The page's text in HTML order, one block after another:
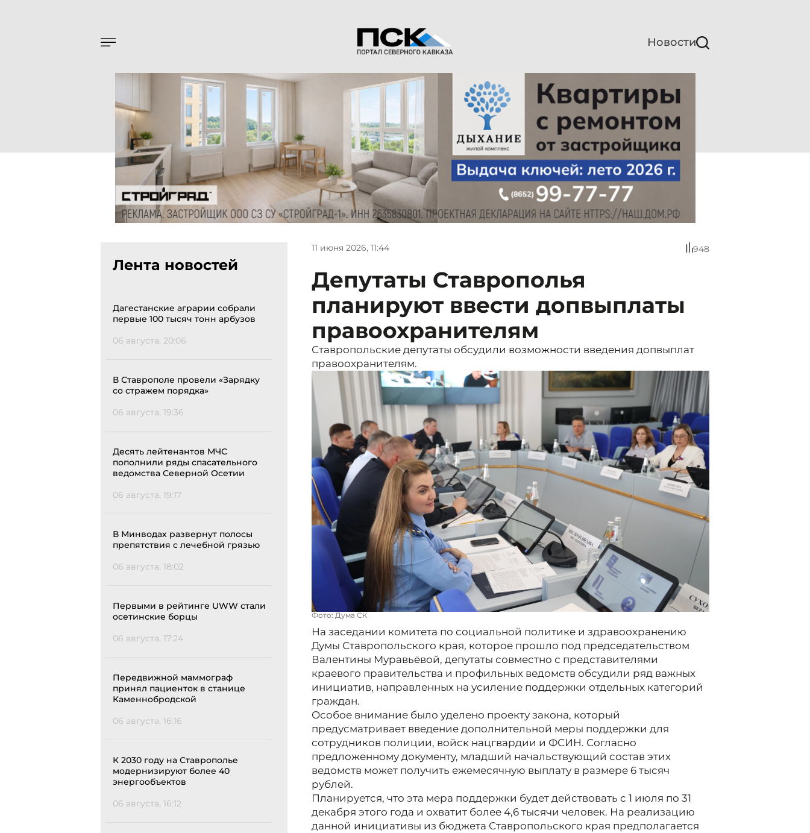
Новости
Лента новостей
Дагестанские аграрии собрали
первые 100 тысяч тонн арбузов
06 августа, 20:06
В Ставрополе провели «Зарядку
со стражем порядка»
06 августа, 19:36
Десять лейтенантов МЧС
пополнили ряды спасательного
ведомства Северной Осетии
06 августа, 19:17
В Минводах развернут полосы
препятствия с лечебной грязью
06 августа, 18:02
Первыми в рейтинге UWW стали
осетинские борцы
06 августа, 17:24
Передвижной маммограф
принял пациенток в станице
Каменнобродской
06 августа, 16:16
К 2030 году на Ставрополье
модернизируют более 40
энергообъектов
06 августа, 16:12
11 июня 2026, 11:44 948
Депутаты Ставрополья
планируют ввести допвыплаты
правоохранителям
Ставропольские депутаты обсудили возможности введения допвыплат
правоохранителям.
Фото: Дума СК
На заседании комитета по социальной политике и здравоохранению
Думы Ставропольского края, которое прошло под председательством
Валентины Муравьёвой, депутаты совместно с представителями
краевого правительства и профильных ведомств обсудили ряд важных
инициатив, направленных на усиление поддержки отдельных категорий
граждан.
Особое внимание было уделено проекту закона, который
предусматривает введение дополнительной меры поддержки для
сотрудников полиции, войск нацгвардии и ФСИН. Согласно
предложенному документу, младший начальствующий состав этих
ведомств может получить ежемесячную выплату в размере 6 тысяч
рублей.
Планируется, что эта мера поддержки будет действовать с 1 июля по 31
декабря этого года и охватит более 4,6 тысячи человек. На реализацию
данной инициативы из бюджета Ставропольского края предполагается